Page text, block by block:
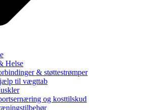
Helse
& støttestrømper
til vægttab
og kosttilskud